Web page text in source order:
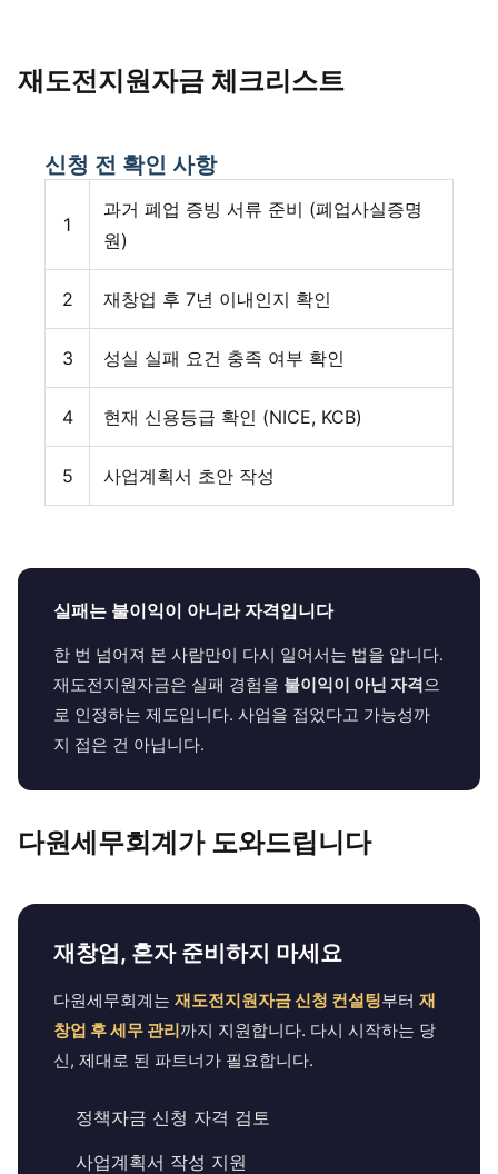
재도전지원자금 체크리스트
신청 전 확인 사항
1
과거 폐업 증빙 서류 준비 (폐업사실증명
원)
2 재창업 후 7년 이내인지 확인
3 성실 실패 요건 충족 여부 확인
4 현재 신용등급 확인 (NICE, KCB)
5 사업계획서 초안 작성
실패는 불이익이 아니라 자격입니다
한 번 넘어져 본 사람만이 다시 일어서는 법을 압니다.
재도전지원자금은 실패 경험을 불이익이 아닌 자격으
로 인정하는 제도입니다. 사업을 접었다고 가능성까
지 접은 건 아닙니다.
다원세무회계가 도와드립니다
재창업, 혼자 준비하지 마세요
다원세무회계는 재도전지원자금 신청 컨설팅부터 재
창업 후 세무 관리까지 지원합니다. 다시 시작하는 당
신, 제대로 된 파트너가 필요합니다.
정책자금 신청 자격 검토
사업계획서 작성 지원